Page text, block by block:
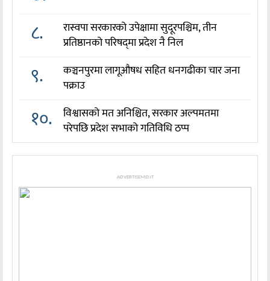
८.
रास्वपा सरकारको उपेक्षामा सुदूरपश्चिम, तीन
प्रतिष्ठानको परिषद्‌मा प्रदेश नै निल
९.
कञ्चनपुरमा लागूऔषध सहित धनगढीका चार जना
पक्राउ
१०.
विश्वासको मत अनिश्चित, सरकार अल्पमतमा
परेपछि प्रदेश सभाको गतिविधि ठप्प
ADVERTISEMENT